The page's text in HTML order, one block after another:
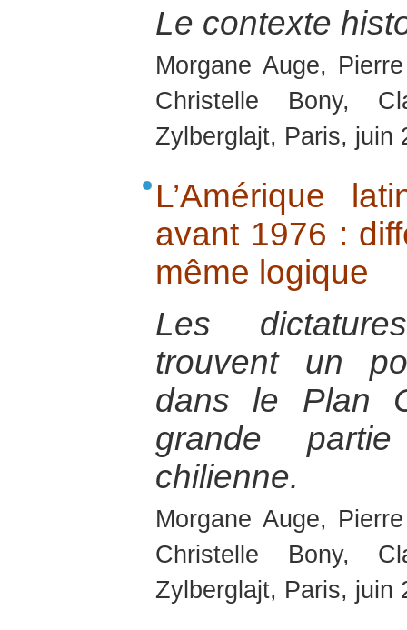
Le contexte
Morgane Auge,
Christelle Bony,
Zylberglajt, Paris, juin
L’Amérique
avant 1976 :
même logique
Les
trouvent un
dans le Plan
grande
chilienne.
Morgane Auge,
Christelle Bony,
Zylberglajt, Paris, juin